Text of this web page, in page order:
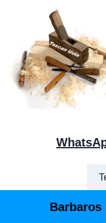
Barbaros